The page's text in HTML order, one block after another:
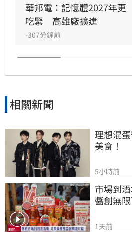
部分長期信仰者看好前景，
解禁，市場預期短期內拋售
華邦電：記憶體2027年更
吃緊　高雄廠擴建
-307分鐘前
相關新聞
理想混
美食！
5小時前
市場到
醬創無
1天前